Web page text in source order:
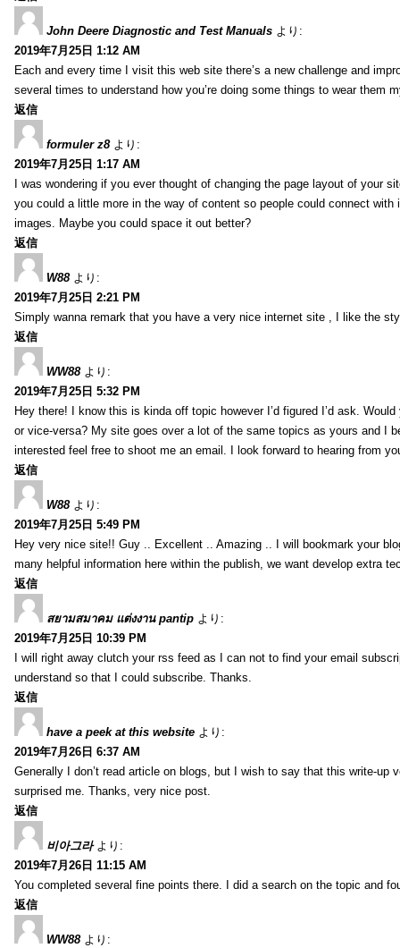
John Deere Diagnostic and Test Manuals より:
2019年7月25日 1:12 AM
Each and every time I visit this web site there’s a new challenge and
several times to understand how you’re doing some things to wear them
返信
formuler z8 より:
2019年7月25日 1:17 AM
I was wondering if you ever thought of changing the page layout of your
you could a little more in the way of content so people could connect
images. Maybe you could space it out better?
返信
W88 より:
2019年7月25日 2:21 PM
Simply wanna remark that you have a very nice internet site , I like the
返信
WW88 より:
2019年7月25日 5:32 PM
Hey there! I know this is kinda off topic however I’d figured I’d ask.
or vice-versa? My site goes over a lot of the same topics as yours and I
interested feel free to shoot me an email. I look forward to hearing from
返信
W88 より:
2019年7月25日 5:49 PM
Hey very nice site!! Guy .. Excellent .. Amazing .. I will bookmark your
many helpful information here within the publish, we want develop extra
返信
สยามสมาคม แต่งงาน pantip より:
2019年7月25日 10:39 PM
I will right away clutch your rss feed as I can not to find your email
understand so that I could subscribe. Thanks.
返信
have a peek at this website より:
2019年7月26日 6:37 AM
Generally I don’t read article on blogs, but I wish to say that this write-
surprised me. Thanks, very nice post.
返信
비아그라 より:
2019年7月26日 11:15 AM
You completed several fine points there. I did a search on the topic and
返信
WW88 より: